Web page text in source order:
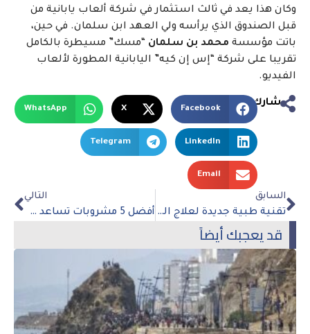
وكان هذا يعد في ثالث استثمار في شركة ألعاب يابانية من
قبل الصندوق الذي يرأسه ولي العهد ابن سلمان. في حين،
باتت مؤسسة محمد بن سلمان “مسك” مسيطرة بالكامل
تقريبا على شركة “إس إن كيه” اليابانية المطورة لألعاب
الفيديو.
شارك
Facebook
X
WhatsApp
LinkedIn
Telegram
Email
السابق
تقنية طبية جديدة لعلاج الندبات ببصيلات الشعر
التالي
أفضل 5 مشروبات تساعد في إنفاص الوزن بشكل غير مباشر
قد يعجبك أيضاً